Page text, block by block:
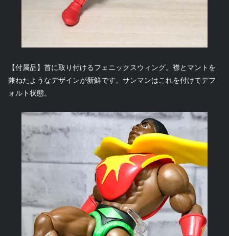
【付属品】首に取り付けるフェニックスウィング。襟とマントを
兼ねたようなデザインが新鮮です。サンマンはこれを付けてデフ
ォルト状態。